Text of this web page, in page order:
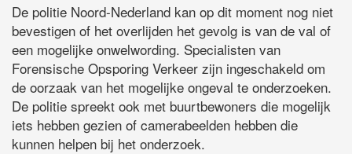
De politie Noord-Nederland kan op dit moment nog niet
bevestigen of het overlijden het gevolg is van de val of
een mogelijke onwelwording. Specialisten van
Forensische Opsporing Verkeer zijn ingeschakeld om
de oorzaak van het mogelijke ongeval te onderzoeken.
De politie spreekt ook met buurtbewoners die mogelijk
iets hebben gezien of camerabeelden hebben die
kunnen helpen bij het onderzoek.